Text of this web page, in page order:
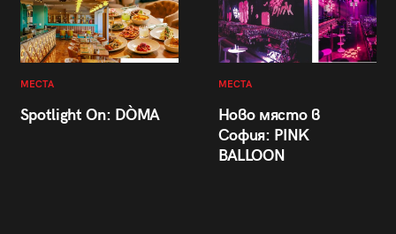
МЕСТА
Spotlight On: DÒMA
МЕСТА
Ново място в
София: PINK
BALLOON